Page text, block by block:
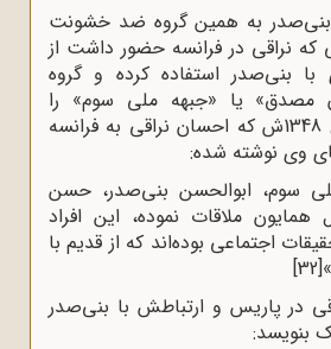
بنی‌صدر به همین گروه ضد خشونت
نراقی در فرانسه حضور داشت از
با بنی‌صدر استفاده کرده و گروه
مصدق» یا «جبهه ملی سوم» را
تشکیل داد. در سال 1348ش که احسان نراقی به فرانسه
وی نوشته شده:
سوم، ابوالحسن بنی‌صدر، حسن
همایون ملاقات نموده، این افراد
اجتماعی بوده‌اند که از قدیم با
[32]
در پاریس و ارتباطش با بنی‌صدر
بنویسد: